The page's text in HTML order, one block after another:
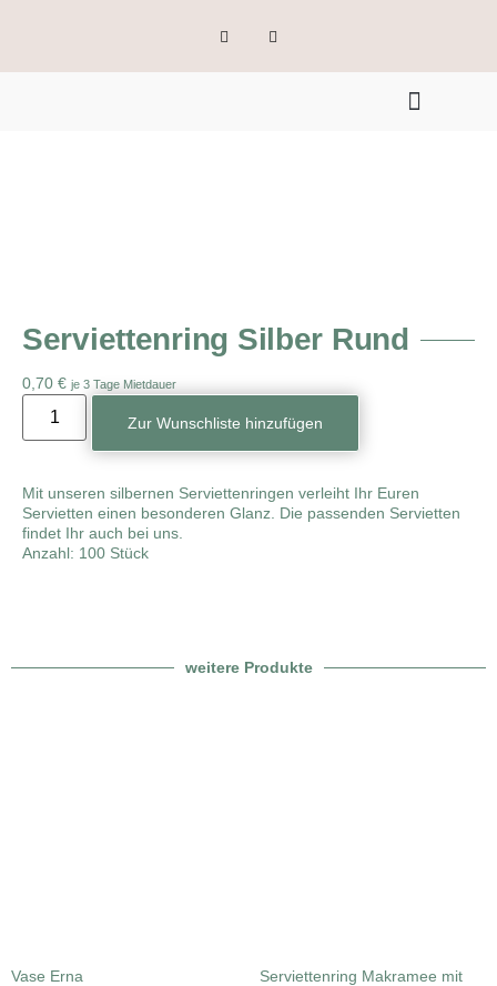
Serviettenring Silber Rund
0,70 € je 3 Tage Mietdauer
Zur Wunschliste hinzufügen
Mit unseren silbernen Serviettenringen verleiht Ihr Euren
Servietten einen besonderen Glanz. Die passenden Servietten
findet Ihr auch bei uns.
Anzahl: 100 Stück
weitere Produkte
Vase Erna
Serviettenring Makramee mit